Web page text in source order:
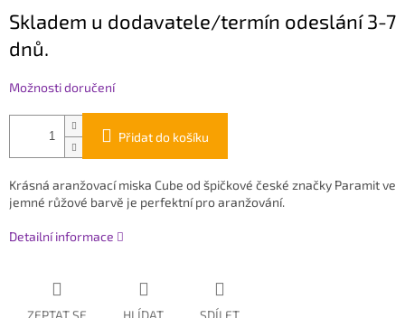
cena:
Skladem u dodavatele/termín odeslání 3-7
dnů.
Možnosti doručení
Přidat do košíku
Krásná aranžovací miska Cube od špičkové české značky Paramit ve
jemné růžové barvě je perfektní pro aranžování.
Detailní informace